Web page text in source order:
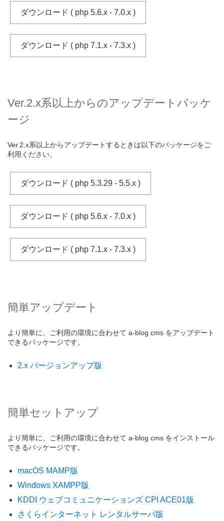
ダウンロード ( php 5.6.x - 7.0.x )
ダウンロード ( php 7.1.x - 7.3.x )
Ver.2.x系以上からのアップデートパッケ
ージ
Ver.2.x系以上からアップデートするときは以下のパッケージをご
利用ください。
ダウンロード ( php 5.3.29 - 5.5.x )
ダウンロード ( php 5.6.x - 7.0.x )
ダウンロード ( php 7.1.x - 7.3.x )
簡単アップデート
より簡単に、ご利用の環境に合わせて a-blog cms をアップデート
できるパッケージです。
2.x バージョンアップ版
簡単セットアップ
より簡単に、ご利用の環境に合わせて a-blog cms をインストール
できるパッケージです。
macOS MAMP版
Windows XAMPP版
KDDI ウェブコミュニケーションズ CPI ACE01版
さくらインターネット レンタルサーバ版